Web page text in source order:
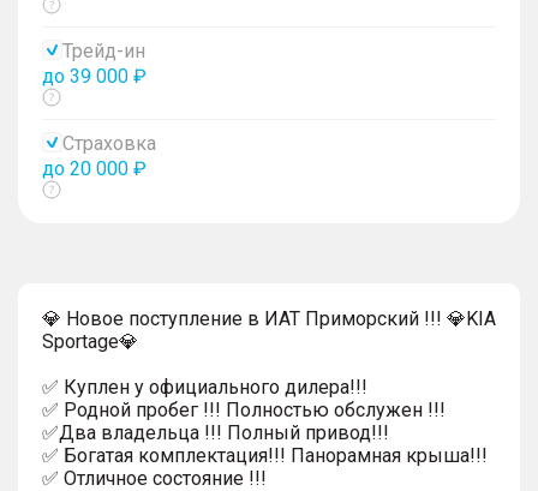
Показать
Трейд-ин
до 39 000 ₽
Показать
Страховка
до 20 000 ₽
Показать
💎 Новое поступление в ИАТ Приморский !!! 💎KIA
Sportage💎
✅ Куплен у официального дилера!!!
✅ Родной пробег !!! Полностью обслужен !!!
✅Два владельца !!! Полный привод!!!
✅ Богатая комплектация!!! Панорамная крыша!!!
✅ Отличное состояние !!!